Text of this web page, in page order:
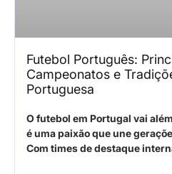
Futebol Português:
Campeonatos e
Portuguesa
O futebol em Portugal vai
é uma paixão que une
Com times de destaque